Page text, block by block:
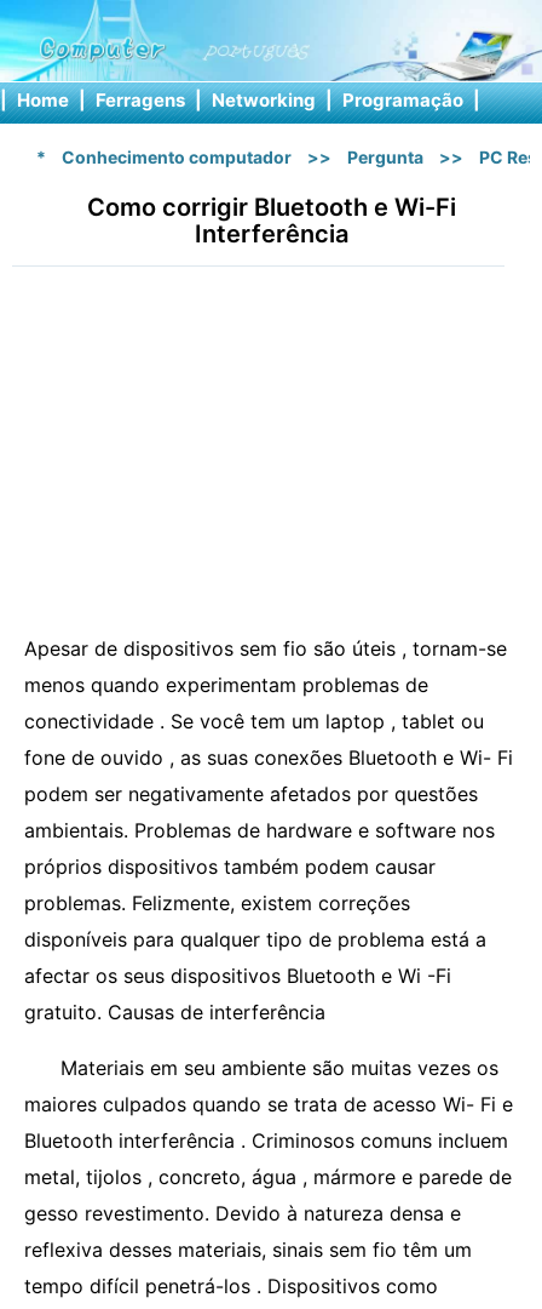
| Home | Ferragens | Networking | Programação |
* Conhecimento computador >> Pergunta >> PC
Como corrigir Bluetooth e Wi-Fi
Interferência
Apesar de dispositivos sem fio são úteis , tornam-se
menos quando experimentam problemas de
conectividade . Se você tem um laptop , tablet ou
fone de ouvido , as suas conexões Bluetooth e Wi- Fi
podem ser negativamente afetados por questões
ambientais. Problemas de hardware e software nos
próprios dispositivos também podem causar
problemas. Felizmente, existem correções
disponíveis para qualquer tipo de problema está a
afectar os seus dispositivos Bluetooth e Wi -Fi
gratuito. Causas de interferência
Materiais em seu ambiente são muitas vezes os
maiores culpados quando se trata de acesso Wi- Fi e
Bluetooth interferência . Criminosos comuns incluem
metal, tijolos , concreto, água , mármore e parede de
gesso revestimento. Devido à natureza densa e
reflexiva desses materiais, sinais sem fio têm um
tempo difícil penetrá-los . Dispositivos como